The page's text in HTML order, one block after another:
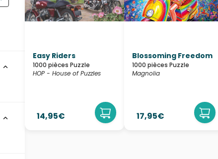
Easy Riders
1000 pièces Puzzle
HOP - House of Puzzles
14,95€
Blossoming Freedom
1000 pièces Puzzle
Magnolia
17,95€